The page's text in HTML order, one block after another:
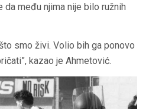
među njima nije bilo ružnih
smo živi. Volio bih ga ponovo
kazao je Ahmetović.